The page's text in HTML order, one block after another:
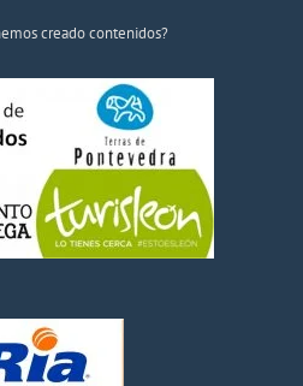
creado contenidos?